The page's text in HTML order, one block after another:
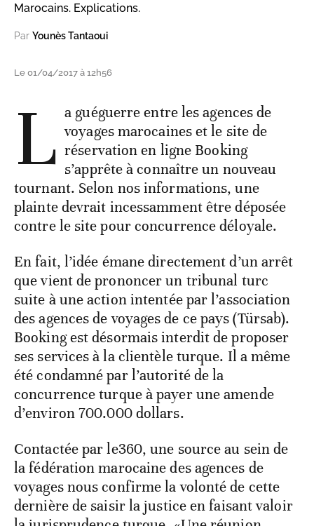
Marocains. Explications.
Par Younès Tantaoui
Le 01/04/2017 à 12h56
L a guéguerre entre les agences de
voyages marocaines et le site de
réservation en ligne Booking
s’apprête à connaître un nouveau
tournant. Selon nos informations, une
plainte devrait incessamment être déposée
contre le site pour concurrence déloyale.
En fait, l’idée émane directement d’un arrêt
que vient de prononcer un tribunal turc
suite à une action intentée par l’association
des agences de voyages de ce pays (Türsab).
Booking est désormais interdit de proposer
ses services à la clientèle turque. Il a même
été condamné par l’autorité de la
concurrence turque à payer une amende
d’environ 700.000 dollars.
Contactée par le360, une source au sein de
la fédération marocaine des agences de
voyages nous confirme la volonté de cette
dernière de saisir la justice en faisant valoir